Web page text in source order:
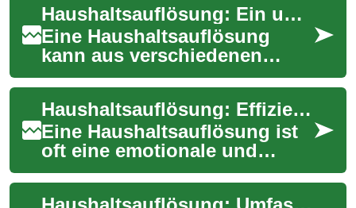
Leitfaden e...
Haushaltsauflösung: Ein umfassender Leitfaden für eine stressfreie Räumung
Eine Haushaltsauflösung
kann aus verschiedenen
Gründen notwendig werden -
sei es ein Umzug, ein
Todesfall in der Fami...
Haushaltsauflösung: Effizient und stressfrei den Haushalt auflösen
Eine Haushaltsauflösung ist
oft eine emotionale und
herausfordernde Aufgabe. Ob
nach einem Todesfall, Umzug